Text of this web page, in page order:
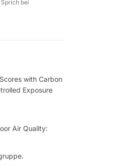
bei
with Carbon
Exposure
Air Quality: